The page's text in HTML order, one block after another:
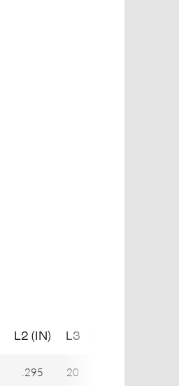
L2 (IN) L3
.295 20